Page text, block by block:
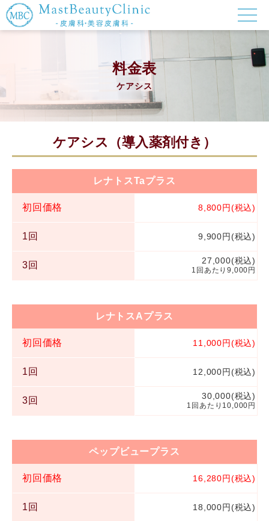
料金表
ケアシス
ケアシス（導入薬剤付き）
レナトスTaプラス
初回価格 8,800円(税込)
1回 9,900円(税込)
3回 27,000(税込)
1回あたり9,000円
レナトスAプラス
初回価格 11,000円(税込)
1回 12,000円(税込)
3回 30,000(税込)
1回あたり10,000円
ペップビュープラス
初回価格 16,280円(税込)
1回 18,000円(税込)